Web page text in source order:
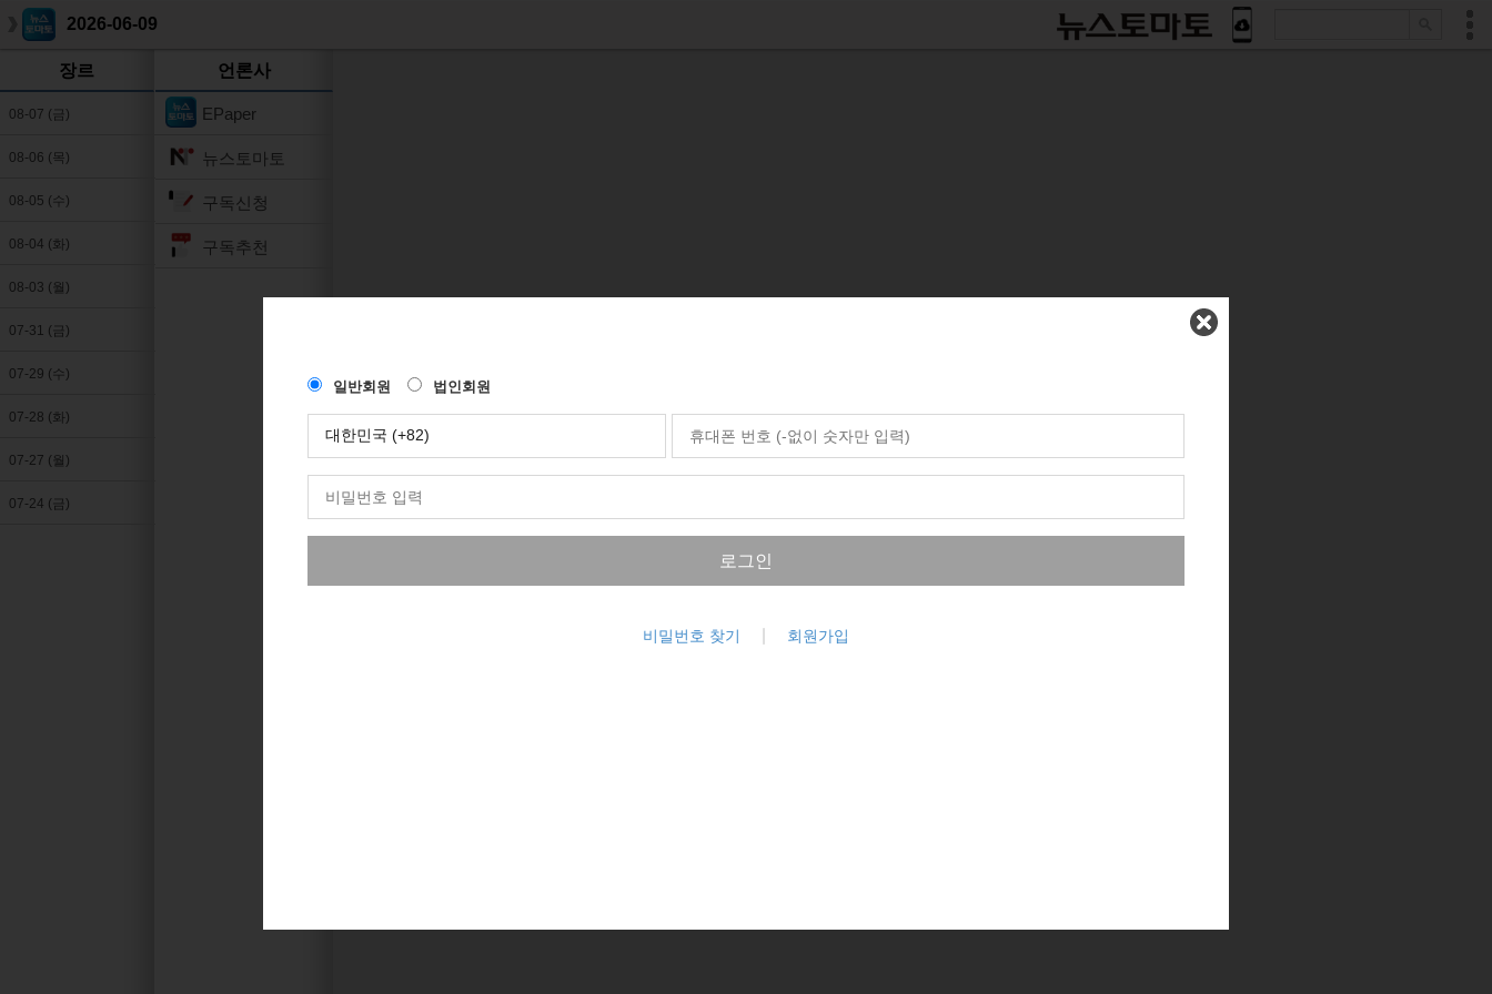
2026-06-09
장르
08-07 (금)
08-06 (목)
08-05 (수)
08-04 (화)
08-03 (월)
07-31 (금)
07-29 (수)
07-28 (화)
07-27 (월)
07-24 (금)
언론사
EPaper
뉴스토마토
구독신청
구독추천